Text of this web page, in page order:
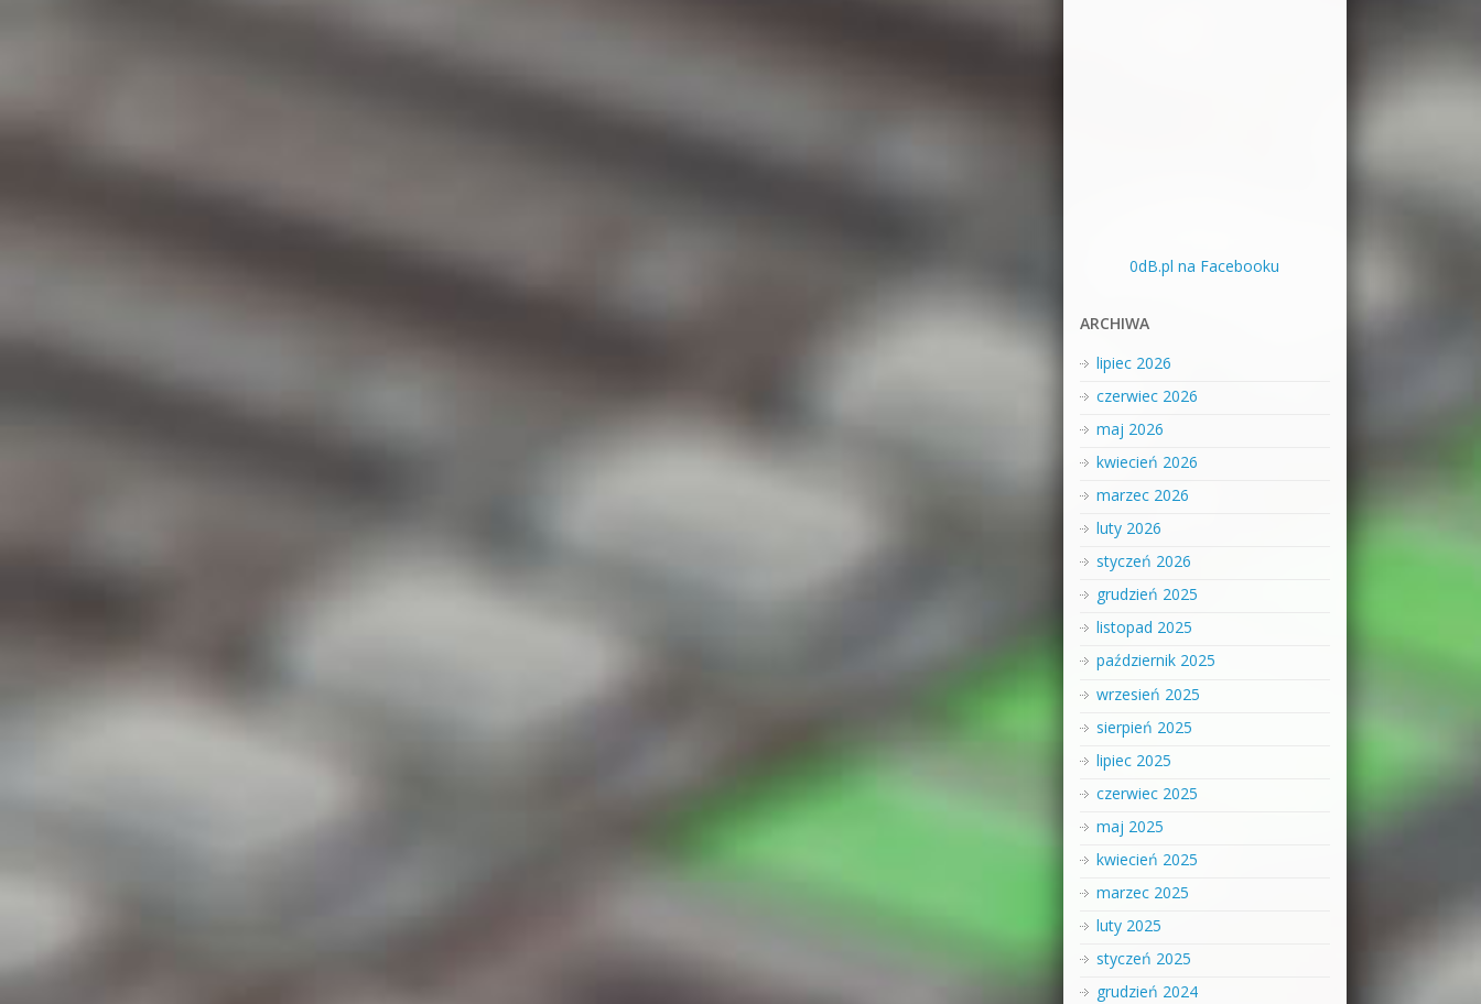
0dB.pl na Facebooku
ARCHIWA
lipiec 2026
czerwiec 2026
maj 2026
kwiecień 2026
marzec 2026
luty 2026
styczeń 2026
grudzień 2025
listopad 2025
październik 2025
wrzesień 2025
sierpień 2025
lipiec 2025
czerwiec 2025
maj 2025
kwiecień 2025
marzec 2025
luty 2025
styczeń 2025
grudzień 2024